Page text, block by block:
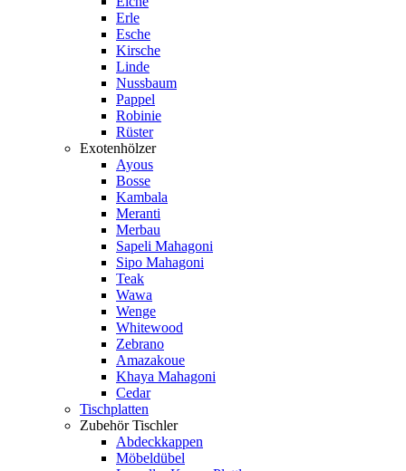
Erle
Esche
Kirsche
Linde
Nussbaum
Pappel
Robinie
Rüster
Exotenhölzer
Ayous
Bosse
Kambala
Meranti
Merbau
Sapeli Mahagoni
Sipo Mahagoni
Teak
Wawa
Wenge
Whitewood
Zebrano
Amazakoue
Khaya Mahagoni
Cedar
Tischplatten
Zubehör Tischler
Abdeckkappen
Möbeldübel